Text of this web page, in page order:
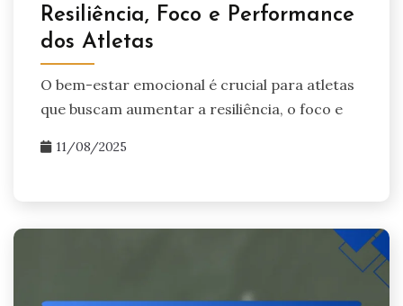
Resiliência, Foco e Performance
dos Atletas
O bem-estar emocional é crucial para atletas
que buscam aumentar a resiliência, o foco e
11/08/2025